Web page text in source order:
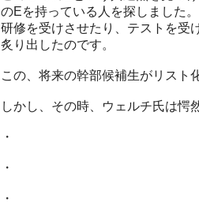
のEを持っている人を探しました。
研修を受けさせたり、テストを受
炙り出したのです。
この、将来の幹部候補生がリスト
しかし、その時、ウェルチ氏は愕
・
・
・